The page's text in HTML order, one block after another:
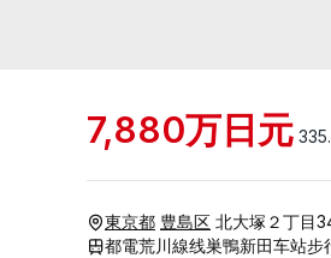
7,880万日元
東京都 豊島区 北大塚２丁目
都電荒川線线巣鴨新田车站步